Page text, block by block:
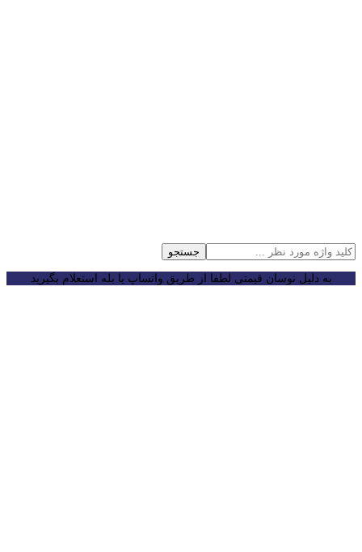
جستجو
به دلیل نوسان قیمتی لطفا از طریق واتساپ یا بله استعلام بگیرید